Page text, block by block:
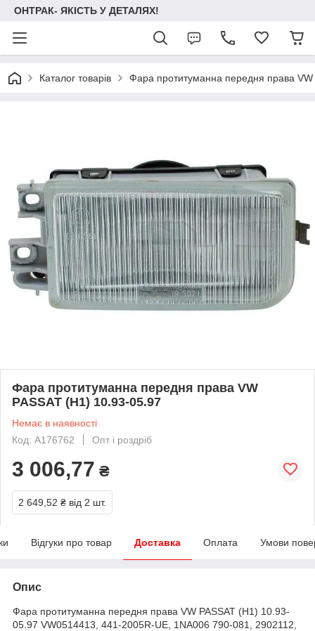
ОНТРАК- ЯКІСТЬ У ДЕТАЛЯХ!
Каталог товарів Фара протитуманна передня права
Фара протитуманна передня права VW
PASSAT (H1) 10.93-05.97
Немає в наявності
Код: A176762
Опт і роздріб
3 006,77 ₴
2 649,52 ₴ від 2 шт.
Відгуки про товар Доставка Оплата Умови
Опис
Фара протитуманна передня права VW PASSAT (H1) 10.93-
05.97 VW0514413, 441-2005R-UE, 1NA006 790-081, 2902112,